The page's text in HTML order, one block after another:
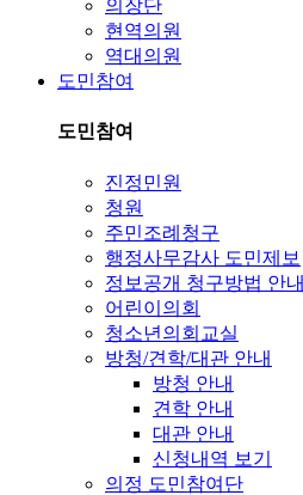
의장단
현역의원
역대의원
도민참여
도민참여
진정민원
청원
주민조례청구
행정사무감사 도민제보
정보공개 청구방법 안내
어린이의회
청소년의회교실
방청/견학/대관 안내
방청 안내
견학 안내
대관 안내
신청내역 보기
의정 도민참여단